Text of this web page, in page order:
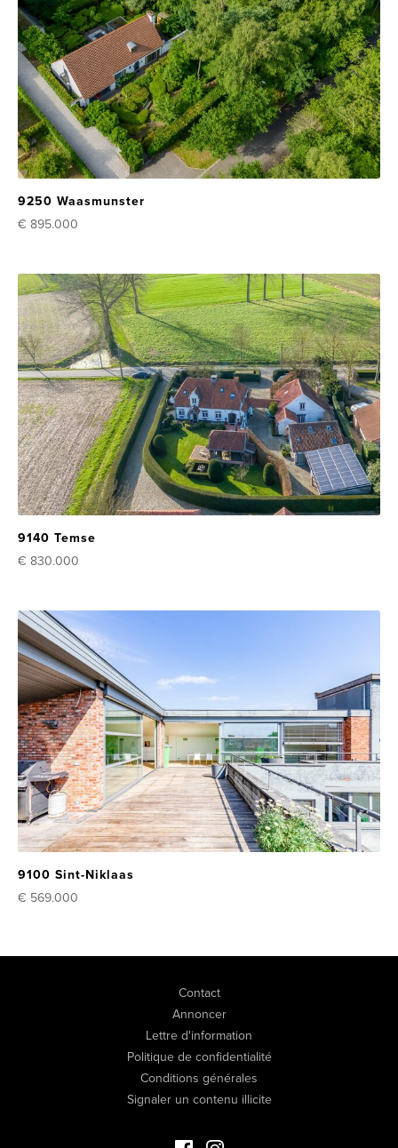
9250 Waasmunster
€ 895.000
9140 Temse
€ 830.000
9100 Sint-Niklaas
€ 569.000
Contact
Annoncer
Lettre d'information
Politique de confidentialité
Conditions générales
Signaler un contenu illicite